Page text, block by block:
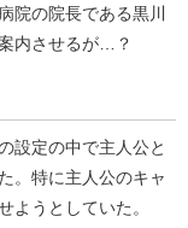
院の院長である黒川
内させるが…？
設定の中で主人公と
。特に主人公のキャ
ようとしていた。